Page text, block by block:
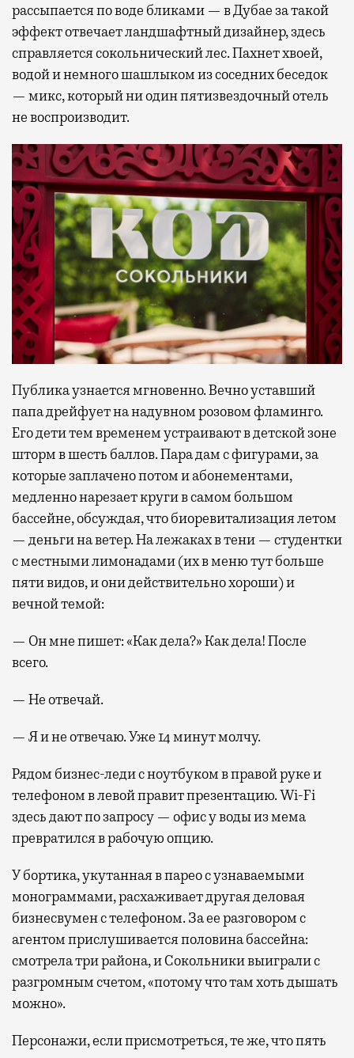
рассыпается по воде бликами — в Дубае за такой
эффект отвечает ландшафтный дизайнер, здесь
справляется сокольнический лес. Пахнет хвоей,
водой и немного шашлыком из соседних беседок
— микс, который ни один пятизвездочный отель
не воспроизводит.
Публика узнается мгновенно. Вечно уставший
папа дрейфует на надувном розовом фламинго.
Его дети тем временем устраивают в детской зоне
шторм в шесть баллов. Пара дам с фигурами, за
которые заплачено потом и абонементами,
медленно нарезает круги в самом большом
бассейне, обсуждая, что биоревитализация летом
— деньги на ветер. На лежаках в тени — студентки
с местными лимонадами (их в меню тут больше
пяти видов, и они действительно хороши) и
вечной темой:
— Он мне пишет: «Как дела?» Как дела! После
всего.
— Не отвечай.
— Я и не отвечаю. Уже 14 минут молчу.
Рядом бизнес-леди с ноутбуком в правой руке и
телефоном в левой правит презентацию. Wi-Fi
здесь дают по запросу — офис у воды из мема
превратился в рабочую опцию.
У бортика, укутанная в парео с узнаваемыми
монограммами, расхаживает другая деловая
бизнесвумен с телефоном. За ее разговором с
агентом прислушивается половина бассейна:
смотрела три района, и Сокольники выиграли с
разгромным счетом, «потому что там хоть дышать
можно».
Персонажи, если присмотреться, те же, что пять